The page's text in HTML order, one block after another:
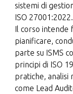
sistemi di
ISO 27001:2022.
Il corso intende
pianificare,
parte su ISMS
principi di ISO
pratiche, analisi
come Lead